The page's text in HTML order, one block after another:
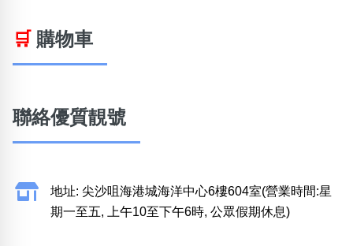
🛒 購物車
聯絡優質靚號
地址: 尖沙咀海港城海洋中心6樓604室(營業時間:星
期一至五, 上午10至下午6時, 公眾假期休息)